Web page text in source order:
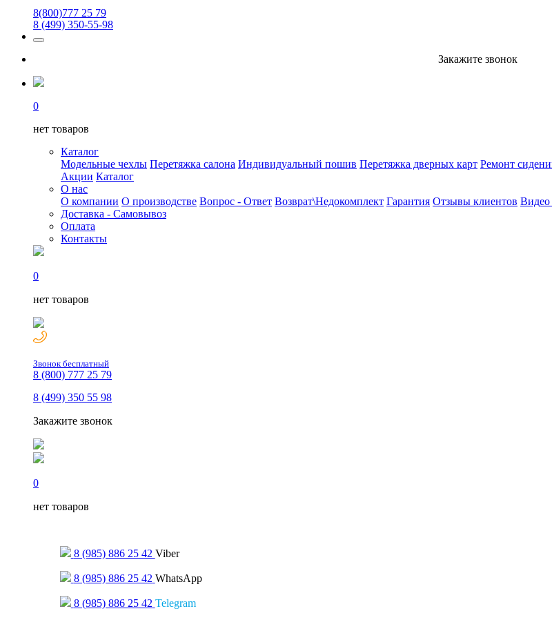
8(800)777 25 79
8 (499) 350-55-98
Закажите звонок
0
нет товаров
Каталог
Модельные чехлы Перетяжка салона Индивидуальный пошив Перетяжка дверных карт Ремонт
Акции Каталог
О нас
О компании О производстве Вопрос - Ответ Возврат\Недокомплект Гарантия Отзывы клиентов Видео
Доставка - Самовывоз
Оплата
Контакты
0
нет товаров
Звонок бесплатный
8 (800) 777 25 79
8 (499) 350 55 98
Закажите звонок
0
нет товаров
8 (985) 886 25 42 Viber
8 (985) 886 25 42 WhatsApp
8 (985) 886 25 42 Telegram